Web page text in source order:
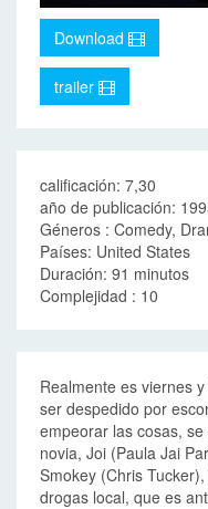
Download
trailer
calificación: 7,30
año de publicación:
Géneros : Comedy,
Países: United States
Duración: 91 minutos
Complejidad : 10
Realmente es viernes
ser despedido por
empeorar las cosas,
novia, Joi (Paula Jai
Smokey (Chris
drogas local, que es